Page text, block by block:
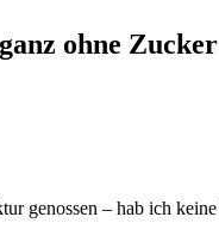
ohne
genossen – hab ich